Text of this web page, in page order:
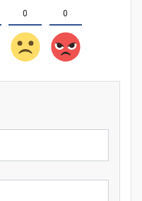
0 0